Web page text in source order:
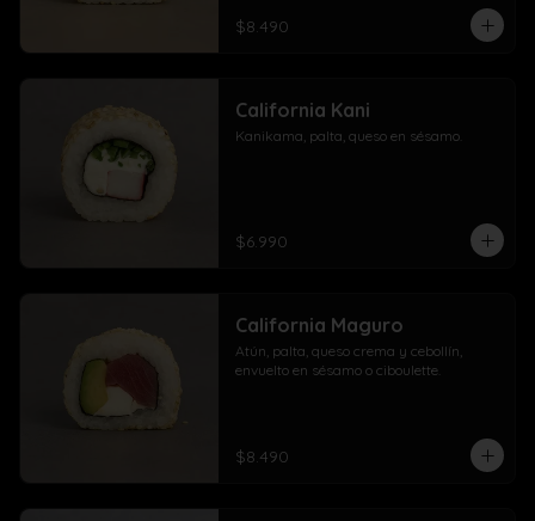
$8.490
California Kani
Kanikama, palta, queso en sésamo.
$6.990
California Maguro
Atún, palta, queso crema y cebollín,
envuelto en sésamo o ciboulette.
$8.490